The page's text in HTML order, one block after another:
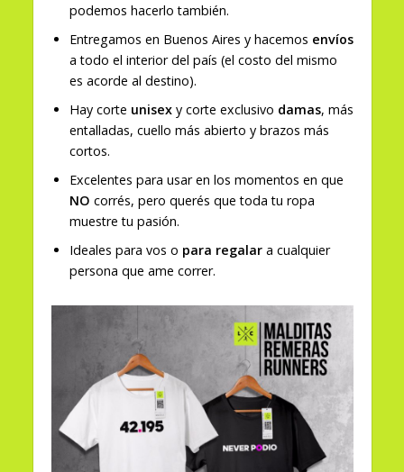
podemos hacerlo también.
Entregamos en Buenos Aires y hacemos envíos
a todo el interior del país (el costo del mismo
es acorde al destino).
Hay corte unisexy corte exclusivo damas, más
entalladas, cuello más abierto y brazos más
cortos.
Excelentes para usar en los momentos en que
NO corrés, pero querés que toda tu ropa
muestre tu pasión.
Ideales para vos o para regalara cualquier
persona que ame correr.